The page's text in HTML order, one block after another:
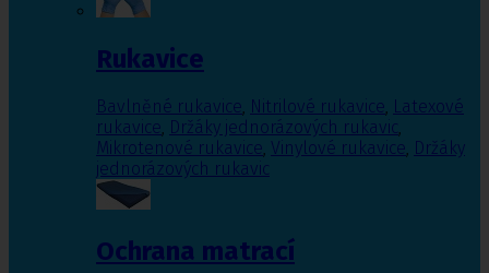
Rukavice
Bavlněné rukavice, Nitrilové rukavice, Latexové
rukavice, Držáky jednorázových rukavic,
Mikrotenové rukavice, Vinylové rukavice, Držáky
jednorázových rukavic
Ochrana matrací